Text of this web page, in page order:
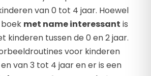
van 0 tot 4 jaar. Hoewel
met name interessant is
kinderen tussen de 0 en 2 jaar.
voor kinderen
van 3 tot 4 jaar en er is een